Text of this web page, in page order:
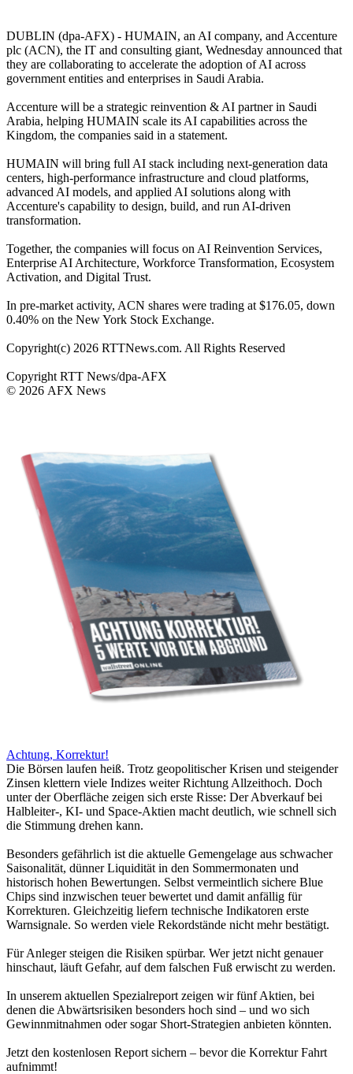
DUBLIN (dpa-AFX) - HUMAIN, an AI company, and Accenture
plc (ACN), the IT and consulting giant, Wednesday announced that
they are collaborating to accelerate the adoption of AI across
government entities and enterprises in Saudi Arabia.
Accenture will be a strategic reinvention & AI partner in Saudi
Arabia, helping HUMAIN scale its AI capabilities across the
Kingdom, the companies said in a statement.
HUMAIN will bring full AI stack including next-generation data
centers, high-performance infrastructure and cloud platforms,
advanced AI models, and applied AI solutions along with
Accenture's capability to design, build, and run AI-driven
transformation.
Together, the companies will focus on AI Reinvention Services,
Enterprise AI Architecture, Workforce Transformation, Ecosystem
Activation, and Digital Trust.
In pre-market activity, ACN shares were trading at $176.05, down
0.40% on the New York Stock Exchange.
Copyright(c) 2026 RTTNews.com. All Rights Reserved
Copyright RTT News/dpa-AFX
© 2026 AFX News
Achtung, Korrektur!
Die Börsen laufen heiß. Trotz geopolitischer Krisen und steigender
Zinsen klettern viele Indizes weiter Richtung Allzeithoch. Doch
unter der Oberfläche zeigen sich erste Risse: Der Abverkauf bei
Halbleiter-, KI- und Space-Aktien macht deutlich, wie schnell sich
die Stimmung drehen kann.
Besonders gefährlich ist die aktuelle Gemengelage aus schwacher
Saisonalität, dünner Liquidität in den Sommermonaten und
historisch hohen Bewertungen. Selbst vermeintlich sichere Blue
Chips sind inzwischen teuer bewertet und damit anfällig für
Korrekturen. Gleichzeitig liefern technische Indikatoren erste
Warnsignale. So werden viele Rekordstände nicht mehr bestätigt.
Für Anleger steigen die Risiken spürbar. Wer jetzt nicht genauer
hinschaut, läuft Gefahr, auf dem falschen Fuß erwischt zu werden.
In unserem aktuellen Spezialreport zeigen wir fünf Aktien, bei
denen die Abwärtsrisiken besonders hoch sind – und wo sich
Gewinnmitnahmen oder sogar Short-Strategien anbieten könnten.
Jetzt den kostenlosen Report sichern – bevor die Korrektur Fahrt
aufnimmt!